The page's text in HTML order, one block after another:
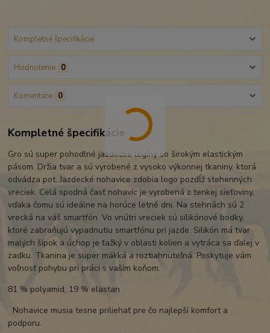
Kompletné špecifikácie
Hodnotenie 0
Komentáre 0
Kompletné špecifikácie
Gro sú super pohodlné jazdecké legíny so širokým elastickým
pásom. Držia tvar a sú vyrobené z vysoko výkonnej tkaniny, ktorá
odvádza pot. Jazdecké nohavice zdobia logo pozdĺž stehenných
vreciek. Celá spodná časť nohavíc je vyrobená z tenkej sieťoviny,
vďaka čomu sú ideálne na horúce letné dni. Na stehnách sú 2
vrecká na váš smartfón. Vo vnútri vreciek sú silikónové bodky,
ktoré zabraňujú vypadnutiu smartfónu pri jazde. Silikón má tvar
malých šípok a úchop je ťažký v oblasti kolien a vytráca sa ďalej v
zadku. Tkanina je super mäkká a roztiahnuteľná. Poskytuje vám
voľnosť pohybu pri práci s vaším koňom.
81 % polyamid, 19 % elastan
Nohavice musia tesne priliehať pre čo najlepší komfort a
podporu.